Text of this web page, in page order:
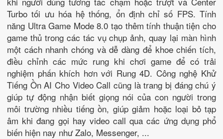
Turbo tối ưu hóa hệ thống, ổn định chỉ số FPS. Tính
năng Ultra Game Mode 8.0 tạo thêm tính thuận tiện cho
game thủ trong các tác vụ chụp ảnh, quay lại màn hình
một cách nhanh chóng và dễ dàng để khoe chiến tích,
điều chỉnh các mức rung khi chơi game để có trải
nghiệm phấn khích hơn với Rung 4D. Công nghệ Khử
Tiếng Ồn AI Cho Video Call cũng là trang bị đáng chú ý
giúp tự động nhận biết giọng nói của con người trong
môi trường nhiều tiếng ồn, giúp giảm hoặc loại bỏ tạp
âm khi đang gọi hay video call qua các ứng dụng phổ
biến hiện nay như Zalo, Messenger, ...